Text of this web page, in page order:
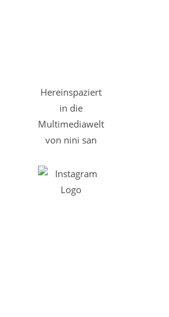
Hereinspaziert
in die
Multimediawelt
von nini san